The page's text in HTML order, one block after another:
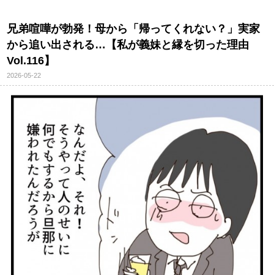
兄弟喧嘩が勃発！母から「帰ってくれない？」実家
から追い出される…【私が義妹と縁を切った理由
Vol.116】
2026-05-22